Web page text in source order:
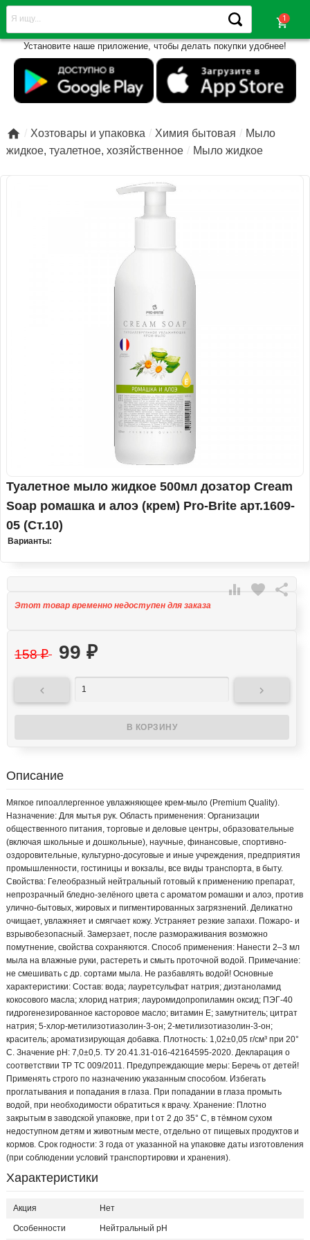
shopping_cart
Установите наше приложение, чтобы делать покупки удобнее!
 Хозтовары и упаковка Химия бытовая
Мыло
жидкое, туалетное, хозяйственное
Мыло жидкое
Туалетное мыло жидкое 500мл дозатор Cream
Soap ромашка и алоэ (крем) Pro-Brite арт.1609-
05 (Ст.10)
Варианты:
 favorite 
Этот товар временно недоступен для заказа
158₽ 99 ₽
 
Описание
Мягкое гипоаллергенное увлажняющее крем-мыло (Premium Quality).
Назначение: Для мытья рук. Область применения: Организации
общественного питания, торговые и деловые центры, образовательные
(включая школьные и дошкольные), научные, финансовые, спортивно-
оздоровительные, культурно-досуговые и иные учреждения, предприятия
промышленности, гостиницы и вокзалы, все виды транспорта, в быту.
Свойства: Гелеобразный нейтральный готовый к применению препарат,
непрозрачный бледно-зелёного цвета с ароматом ромашки и алоэ, против
улично-бытовых, жировых и пигментированных загрязнений. Деликатно
очищает, увлажняет и смягчает кожу. Устраняет резкие запахи. Пожаро- и
взрывобезопасный. Замерзает, после размораживания возможно
помутнение, свойства сохраняются. Способ применения: Нанести 2–3 мл
мыла на влажные руки, растереть и смыть проточной водой. Примечание:
не смешивать с др. сортами мыла. Не разбавлять водой! Основные
характеристики: Состав: вода; лауретсульфат натрия; диэтаноламид
кокосового масла; хлорид натрия; лауромидопропиламин оксид; ПЭГ-40
гидрогенезированное касторовое масло; витамин Е; замутнитель; цитрат
натрия; 5-хлор-метилизотиазолин-3-он; 2-метилизотиазолин-3-он;
краситель; ароматизирующая добавка. Плотность: 1,02±0,05 г/см³ при 20°
С. Значение pH: 7,0±0,5. ТУ 20.41.31-016-42164595-2020. Декларация о
соответствии ТР ТС 009/2011. Предупреждающие меры: Беречь от детей!
Применять строго по назначению указанным способом. Избегать
проглатывания и попадания в глаза. При попадании в глаза промыть
водой, при необходимости обратиться к врачу. Хранение: Плотно
закрытым в заводской упаковке, при t от 2 до 35° С, в тёмном сухом
недоступном детям и животным месте, отдельно от пищевых продуктов и
кормов. Срок годности: 3 года от указанной на упаковке даты изготовления
(при соблюдении условий транспортировки и хранения).
Характеристики
Акция Нет
Особенности Нейтральный рН